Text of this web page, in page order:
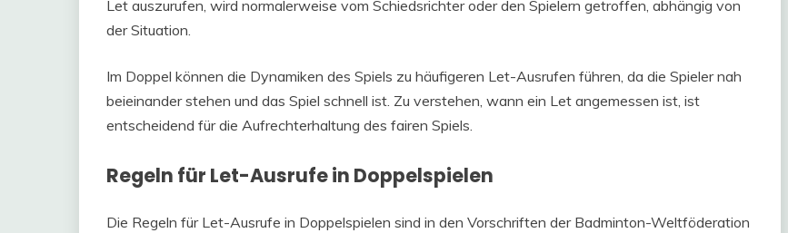
Let auszurufen, wird normalerweise vom Schiedsrichter oder den Spielern getroffen, abhängig von
der Situation.
Im Doppel können die Dynamiken des Spiels zu häufigeren Let-Ausrufen führen, da die Spieler nah
beieinander stehen und das Spiel schnell ist. Zu verstehen, wann ein Let angemessen ist, ist
entscheidend für die Aufrechterhaltung des fairen Spiels.
Regeln für Let-Ausrufe in Doppelspielen
Die Regeln für Let-Ausrufe in Doppelspielen sind in den Vorschriften der Badminton-Weltföderation